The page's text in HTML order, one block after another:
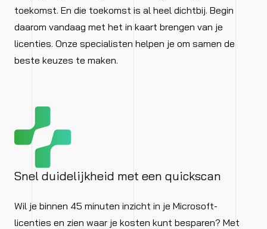
toekomst. En die toekomst is al heel dichtbij. Begin
daarom vandaag met het in kaart brengen van je
licenties. Onze specialisten helpen je om samen de
beste keuzes te maken.
Snel duidelijkheid met een quickscan
Wil je binnen 45 minuten inzicht in je Microsoft-
licenties en zien waar je kosten kunt besparen? Met